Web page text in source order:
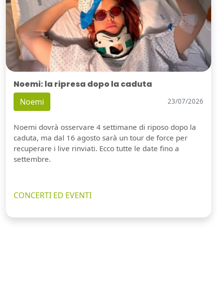
Noemi: la ripresa dopo la caduta
Noemi 23/07/2026
Noemi dovrà osservare 4 settimane di riposo dopo la
caduta, ma dal 16 agosto sarà un tour de force per
recuperare i live rinviati. Ecco tutte le date fino a
settembre.
CONCERTI ED EVENTI